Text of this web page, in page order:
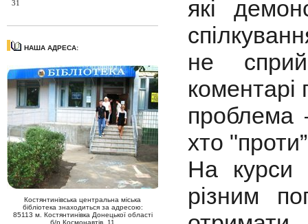
31
НАША АДРЕСА:
Костянтинівська центральна міська
бібліотека знаходиться за адресою:
85113 м. Костянтинівка Донецької області
б/р Космонавтів, 11
які
не
коментарі
проблема
хто
На курси
різним